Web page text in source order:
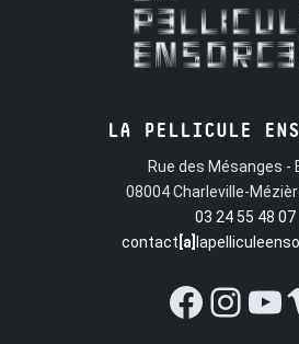
LA PELLICULE
Rue des Mésanges -
08004 Charleville-
03 24 55 48 07
contact [a]